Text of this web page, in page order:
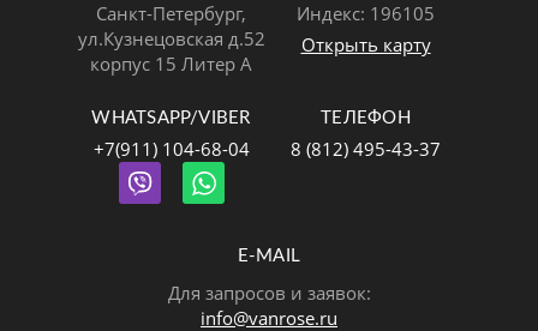
Санкт-Петербург,
ул.Кузнецовская д.52
корпус 15 Литер А
Индекс: 196105
Открыть карту
WHATSAPP/VIBER
+7(911) 104-68-04
ТЕЛЕФОН
8 (812) 495-43-37
E-MAIL
Для запросов и заявок:
info@vanrose.ru